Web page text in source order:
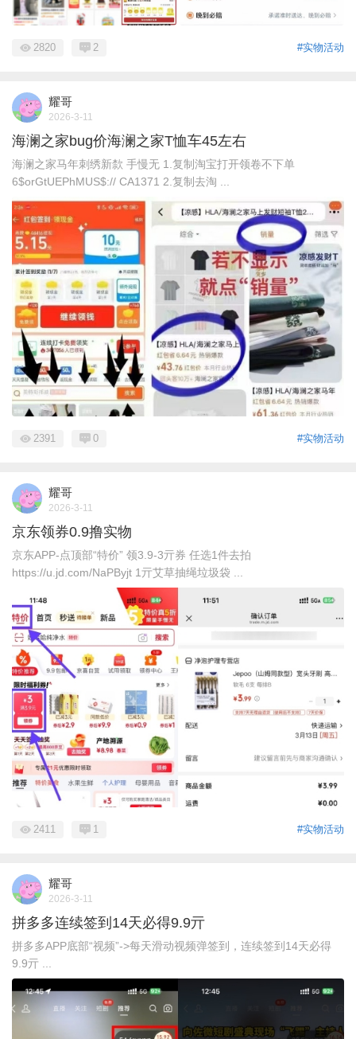
#实物活动
2820 2
耀哥
2026-3-11
海澜之家bug价海澜之家T恤车45左右
海澜之家马年刺绣新歀 手慢无 1.复制淘宝打开领卷不下单
6$orGtUEPhMUS$:// CA1371 2.复制去淘 ...
#实物活动
2391 0
耀哥
2026-3-11
京东领券0.9撸实物
京东APP-点顶部“特价” 领3.9-3亓券 任选1件去拍
https://u.jd.com/NaPByjt 1亓艾草抽绳垃圾袋 ...
#实物活动
2411 1
耀哥
2026-3-11
拼多多连续签到14天必得9.9亓
拼多多APP底部“视频”->每天滑动视频弹签到，连续签到14天必得
9.9亓 ...